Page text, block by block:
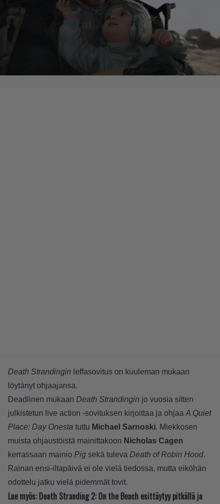
Death Strandingin leffasovitus on kuuleman mukaan
löytänyt ohjaajansa.
Deadlinen mukaan Death Strandingin jo vuosia sitten
julkistetun live action -sovituksen kirjoittaa ja ohjaa A Quiet
Place: Day Onesta tuttu Michael Sarnoski. Miekkosen
muista ohjaustöistä mainittakoon Nicholas Cagen
kerrassaan mainio Pig sekä tuleva Death of Robin Hood.
Rainan ensi-iltapäivä ei ole vielä tiedossa, mutta eiköhän
odottelu jatku vielä pidemmät tovit.
Lue myös: Death Stranding 2: On the Beach esittäytyy pitkällä ja